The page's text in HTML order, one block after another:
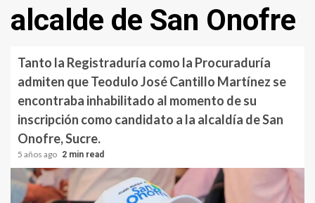
alcalde de San Onofre
Tanto la Registraduría como la Procuraduría
admiten que Teodulo José Cantillo Martínez se
encontraba inhabilitado al momento de su
inscripción como candidato a la alcaldía de San
Onofre, Sucre.
5 años ago 2 min read